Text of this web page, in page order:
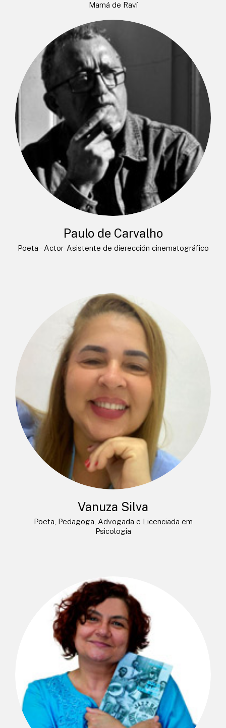
Mamá de Raví
Paulo de Carvalho
Poeta – Actor- Asistente de dierección cinematográfico
Vanuza Silva
Poeta, Pedagoga, Advogada e Licenciada em
Psicologia